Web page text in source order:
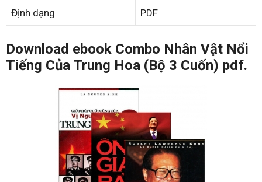
Định dạng PDF
Download ebook Combo Nhân Vật Nổi
Tiếng Của Trung Hoa (Bộ 3 Cuốn) pdf.